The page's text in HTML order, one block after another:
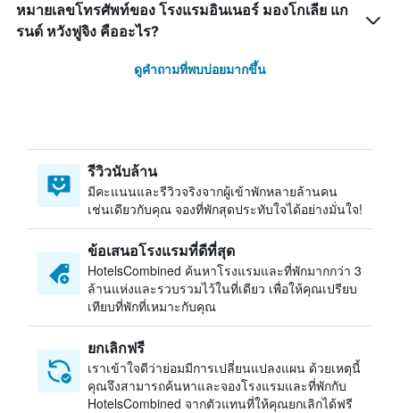
หมายเลขโทรศัพท์ของ โรงแรมอินเนอร์ มองโกเลีย แก
รนด์ หวังฟูจิง คืออะไร?
ดูคำถามที่พบบ่อยมากขึ้น
รีวิวนับล้าน
มีคะแนนและรีวิวจริงจากผู้เข้าพักหลายล้านคน
เช่นเดียวกับคุณ จองที่พักสุดประทับใจได้อย่างมั่นใจ!
ข้อเสนอโรงแรมที่ดีที่สุด
HotelsCombined ค้นหาโรงแรมและที่พักมากกว่า 3
ล้านแห่งและรวบรวมไว้ในที่เดียว เพื่อให้คุณเปรียบ
เทียบที่พักที่เหมาะกับคุณ
ยกเลิกฟรี
เราเข้าใจดีว่าย่อมมีการเปลี่ยนแปลงแผน ด้วยเหตุนี้
คุณจึงสามารถค้นหาและจองโรงแรมและที่พักกับ
HotelsCombined จากตัวแทนที่ให้คุณยกเลิกได้ฟรี